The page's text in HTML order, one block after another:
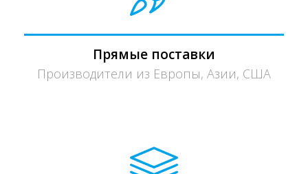
Прямые поставки
Производители из Европы, Азии, США